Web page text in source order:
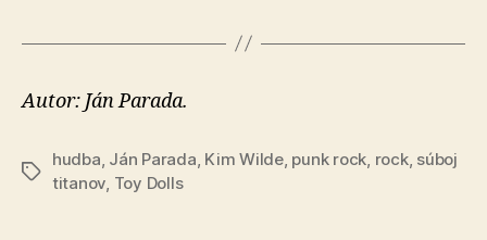
Autor: Ján Parada.
Značky
hudba Ján Parada Kim Wilde, punk rock rock, súboj
titanov Toy Dolls